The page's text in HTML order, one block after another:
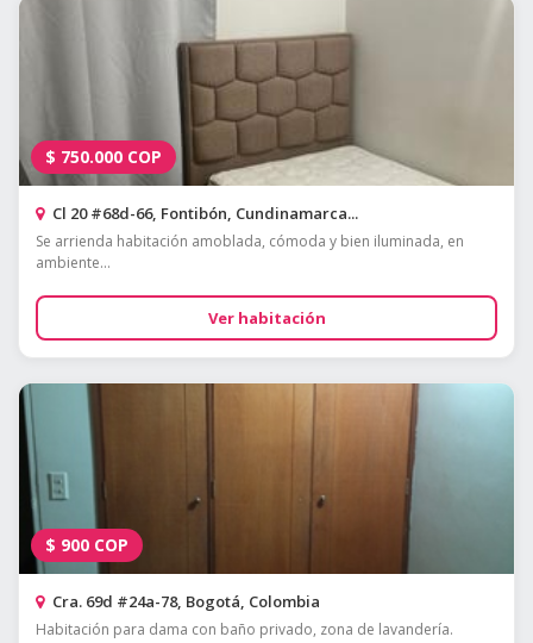
$ 750.000 COP
Cl 20 #68d-66, Fontibón, Cundinamarca...
Se arrienda habitación amoblada, cómoda y bien iluminada, en
ambiente...
Ver habitación
$ 900 COP
Cra. 69d #24a-78, Bogotá, Colombia
Habitación para dama con baño privado, zona de lavandería.